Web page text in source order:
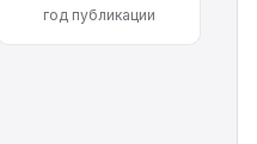
год публикации